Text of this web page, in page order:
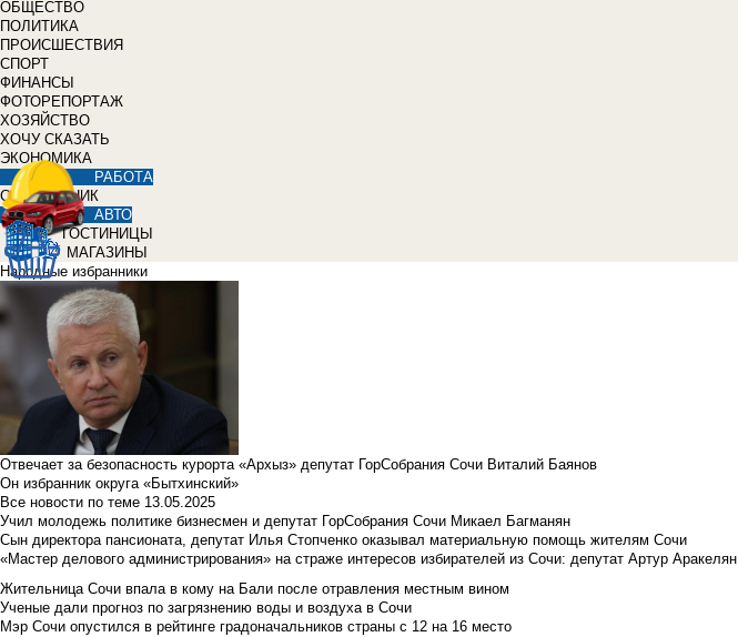
ОБЩЕСТВО
ПОЛИТИКА
ПРОИСШЕСТВИЯ
СПОРТ
ФИНАНСЫ
ФОТОРЕПОРТАЖ
ХОЗЯЙСТВО
ХОЧУ СКАЗАТЬ
ЭКОНОМИКА
РАБОТА
СПРАВОЧНИК
АВТО
ГОСТИНИЦЫ
МАГАЗИНЫ
Народные избранники
Отвечает за безопасность курорта «Архыз» депутат ГорСобрания Сочи Виталий Баянов
Он избранник округа «Бытхинский»
Все новости по теме 13.05.2025
Учил молодежь политике бизнесмен и депутат ГорСобрания Сочи Микаел Багманян
Сын директора пансионата, депутат Илья Стопченко оказывал материальную помощь жителям Сочи
«Мастер делового администрирования» на страже интересов избирателей из Сочи: депутат Артур Аракелян
Жительница Сочи впала в кому на Бали после отравления местным вином
Ученые дали прогноз по загрязнению воды и воздуха в Сочи
Мэр Сочи опустился в рейтинге градоначальников страны с 12 на 16 место